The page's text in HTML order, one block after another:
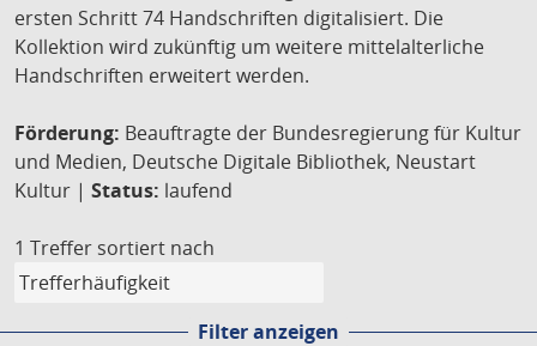
ersten Schritt 74 Handschriften digitalisiert. Die
Kollektion wird zukünftig um weitere mittelalterliche
Handschriften erweitert werden.
Förderung: Beauftragte der Bundesregierung für Kultur
und Medien, Deutsche Digitale Bibliothek, Neustart
Kultur | Status: laufend
1 Treffer sortiert nach
Filter anzeigen